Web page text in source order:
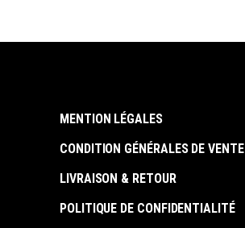
MENTION LÉGALES
CONDITION GÉNÉRALES DE VENTE
LIVRAISON & RETOUR
POLITIQUE DE CONFIDENTIALITÉ